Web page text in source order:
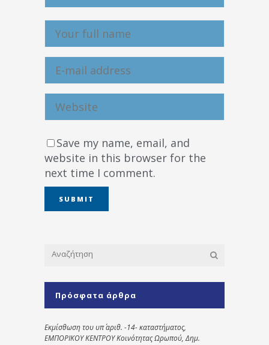
Save my name, email, and
website in this browser for the
next time I comment.
Πρόσφατα άρθρα
Εκμίσθωση του υπ΄ αριθ. -14- καταστήματος,
ΕΜΠΟΡΙΚΟΥ ΚΕΝΤΡΟΥ Κοινότητας Ωρωπού, Δημ.